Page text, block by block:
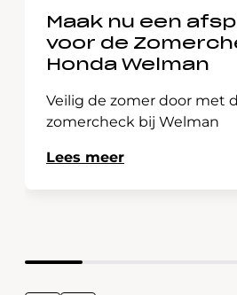
Maak nu een
voor de
Honda Welman
Veilig de zomer door met
zomercheck bij Welman
Lees meer